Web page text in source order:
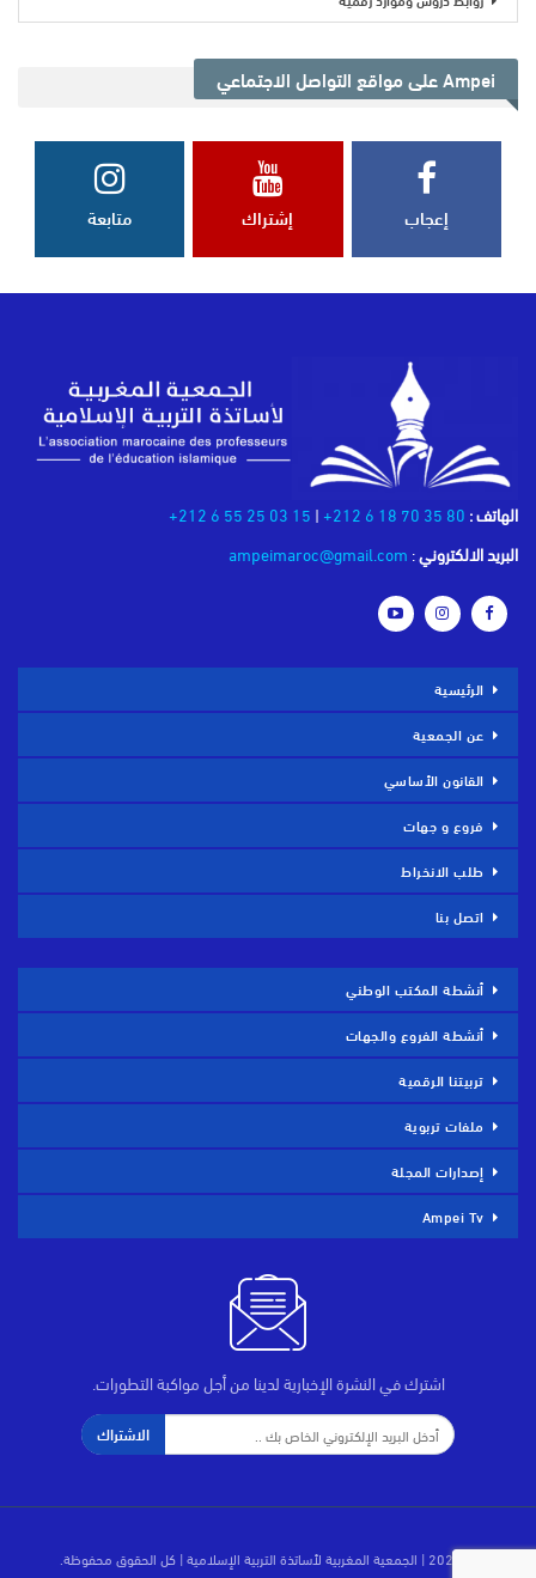
Ampei على مواقع التواصل الاجتماعي
إعجاب إشتراك متابعة
الهاتف : 80 35 70 18 6 212+
|
15 03 25 55 6 212+
البريد الالكتروني:
ampeimaroc@gmail.com
الرئيسية
عن الجمعية
القانون الأساسي
فروع و جهات
طلب الانخراط
اتصل بنا
أنشطة المكتب الوطني
أنشطة الفروع والجهات
تربيتنا الرقمية
ملفات تربوية
إصدارات المجلة
Ampei Tv
اشترك في النشرة الإخبارية لدينا من أجل مواكبة التطورات.
الاشتراك
© 2026 | الجمعية المغربية لأساتذة التربية الإسلامية | كل الحقوق محفوظة.